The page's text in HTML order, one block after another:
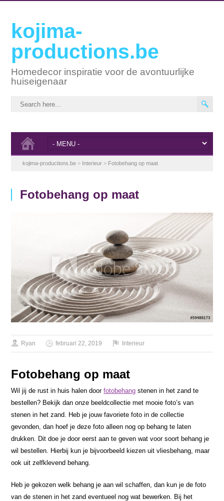
kojima-
productions.be
Homedecor inspiratie voor de avontuurlijke
huiseigenaar
kojima-productions.be > Interieur > Fotobehang op maat
Fotobehang op maat
Ryan februari 22, 2019 Interieur
Fotobehang op maat
Wil jij de rust in huis halen doorfotobehang stenen in het zand te
bestellen? Bekijk dan onze beeldcollectie met mooie foto’s van
stenen in het zand. Heb je jouw favoriete foto in de collectie
gevonden, dan hoef je deze foto alleen nog op behang te laten
drukken. Dit doe je door eerst aan te geven wat voor soort behang je
wil bestellen. Hierbij kun je bijvoorbeeld kiezen uit vliesbehang, maar
ook uit zelfklevend behang.
Heb je gekozen welk behang je aan wil schaffen, dan kun je de foto
van de stenen in het zand eventueel nog wat bewerken. Bij het